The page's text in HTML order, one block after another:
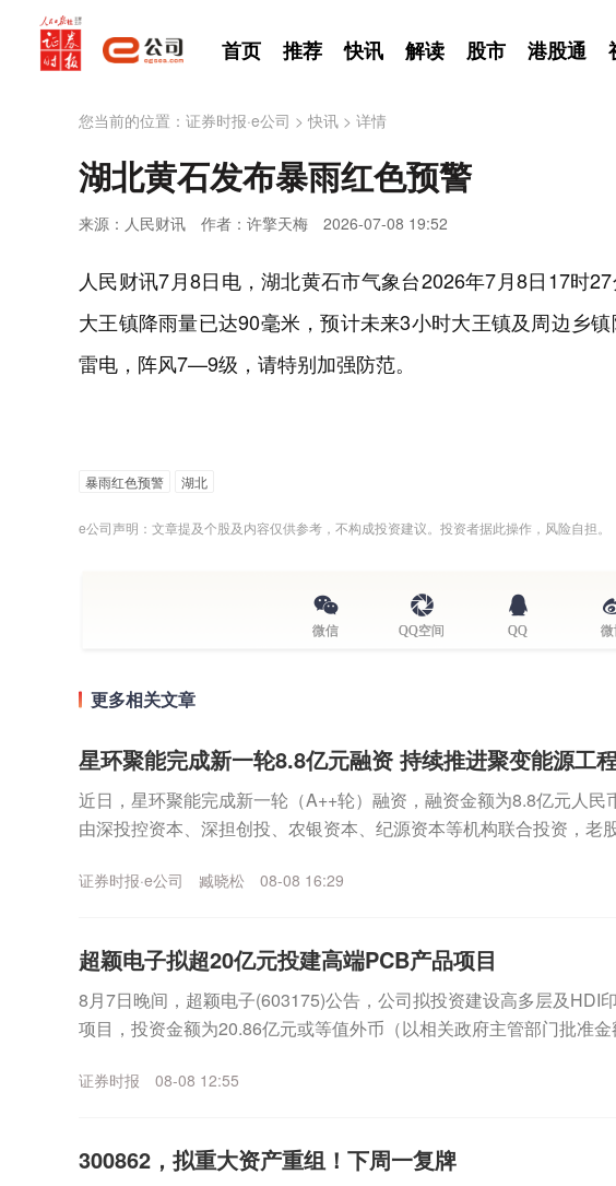
首页 推荐 快讯 解读 股市 港股通
您当前的位置： 证券时报·e公司 >快讯 > 详情
湖北黄石发布暴雨红色预警
来源：人民财讯 作者：许擎天梅 2026-07-08 19:52
人民财讯7月8日电，湖北黄石市气象台2026年7月8日17时
大王镇降雨量已达90毫米，预计未来3小时大王镇及周边乡
雷电，阵风7—9级，请特别加强防范。
暴雨红色预警 湖北
e公司声明：文章提及个股及内容仅供参考，不构成投资建议。投资者据此操作，风险自担。
微信 QQ空间 QQ 微
更多相关文章
星环聚能完成新一轮8.8亿元融资 持续推进聚变能源工
近日，星环聚能完成新一轮（A++轮）融资，融资金额为8.8亿元人民
由深投控资本、深担创投、农银资本、纪源资本等机构联合投资，老
证券时报·e公司 臧晓松 08-08 16:29
超颖电子拟超20亿元投建高端PCB产品项目
8月7日晚间，超颖电子(603175)公告，公司拟投资建设高多层及HDI
项目，投资金额为20.86亿元或等值外币（以相关政府主管部门批准
证券时报 08-08 12:55
300862，拟重大资产重组！下周一复牌